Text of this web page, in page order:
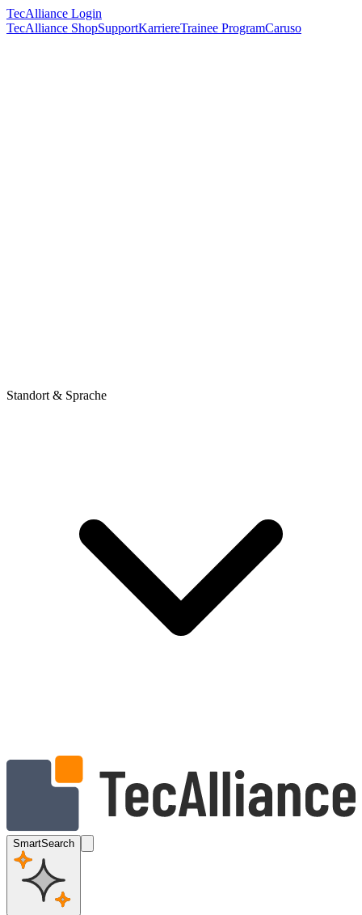
TecAlliance Login
TecAlliance ShopSupportKarriereTrainee ProgramCaruso
Standort & Sprache
SmartSearch